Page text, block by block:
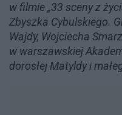
w filmie „33 sceny z
Zbyszka Cybulskiego.
Wajdy, Wojciecha
w warszawskiej
dorosłej Matyldy i